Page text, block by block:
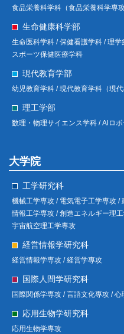
食品栄養科学科（食品栄養科学専
生命健康科学部
生命医科学科 / 保健看護学科 / 理学
スポーツ保健医療学科
現代教育学部
幼児教育学科 / 現代教育学科（現
理工学部
数理・物理サイエンス学科 / Alロ
大学院
工学研究科
機械工学専攻 / 電気電子工学専攻 /
情報工学専攻 / 創造エネルギー理
宇宙航空理工学専攻
経営情報学研究科
経営情報学専攻 / 経営学專攻
国際人間学研究科
国際関係学専攻 / 言語文化專攻 / 心
応用生物学研究科
応用生物学専攻